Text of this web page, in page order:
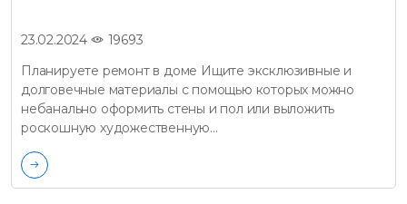
23.02.2024
19693
Планируете ремонт в доме Ищите эксклюзивные и
долговечные материалы с помощью которых можно
небанально оформить стены и пол или выложить
роскошную художественную…